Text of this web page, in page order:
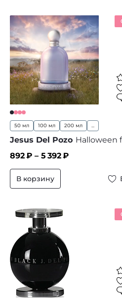
50 мл 100 мл 200 мл ...
Jesus Del Pozo Halloween
892₽ – 5 392₽
В корзину